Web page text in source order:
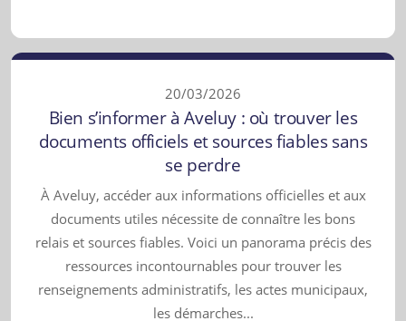
20/03/2026
Bien s’informer à Aveluy : où trouver les
documents officiels et sources fiables sans
se perdre
À Aveluy, accéder aux informations officielles et aux
documents utiles nécessite de connaître les bons
relais et sources fiables. Voici un panorama précis des
ressources incontournables pour trouver les
renseignements administratifs, les actes municipaux,
les démarches...